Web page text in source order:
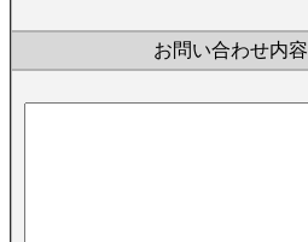
お問い合わせ内容